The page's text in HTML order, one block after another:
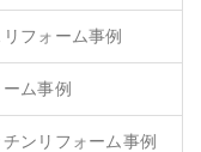
フォーム事例
ム事例
ンリフォーム事例